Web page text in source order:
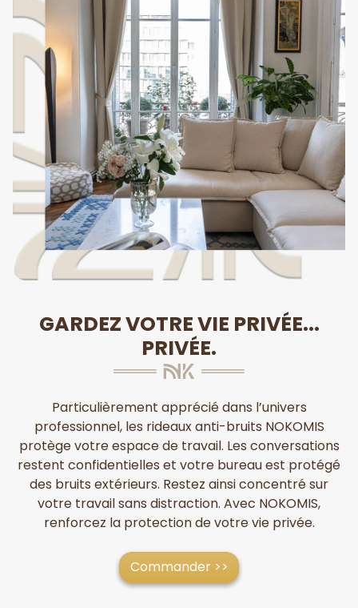
GARDEZ VOTRE VIE PRIVÉE...
PRIVÉE.
Particulièrement apprécié dans l’univers
professionnel, les rideaux anti-bruits NOKOMIS
protège votre espace de travail. Les conversations
restent confidentielles et votre bureau est protégé
des bruits extérieurs. Restez ainsi concentré sur
votre travail sans distraction. Avec NOKOMIS,
renforcez la protection de votre vie privée.
Commander >>